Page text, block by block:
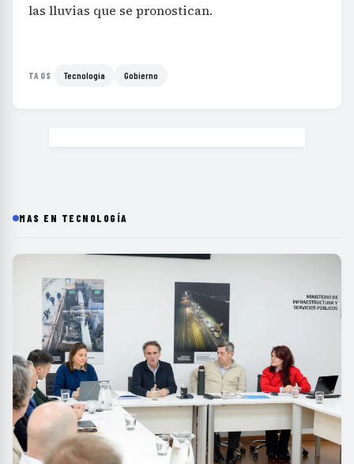
las lluvias que se pronostican.
TAGS Tecnología Gobierno
MAS EN TECNOLOGÍA